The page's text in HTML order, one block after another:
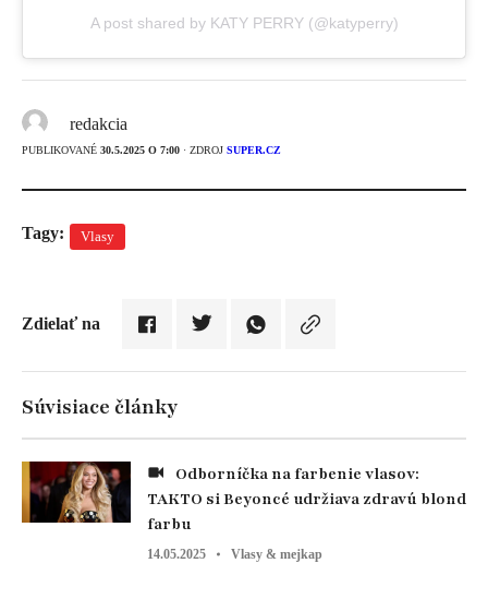
A post shared by KATY PERRY (@katyperry)
redakcia
PUBLIKOVANÉ 30.5.2025 O 7:00 · ZDROJ SUPER.CZ
Tagy: Vlasy
Zdielať na
Súvisiace články
TAKTO si Beyoncé udržiava zdravú blond
farbu
14.05.2025 Vlasy & mejkap